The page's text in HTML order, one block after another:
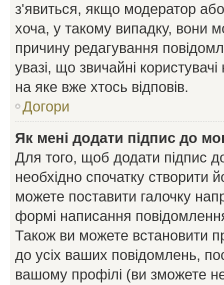
з'явиться, якщо модератор
хоча, у такому випадку, вони
причину редагування
увазі, що звичайні
на яке вже хтось відповів.
Догори
Як мені додати підпис до
Для того, щоб додати підпис
необхідно спочатку створити
можете поставити галочку
формі написання
Також ви можете встановити
до усіх ваших повідомлень,
вашому профілі (ви зможете